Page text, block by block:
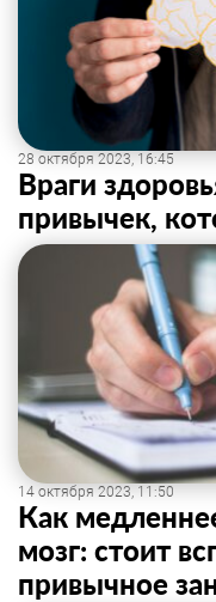
28 октября 2023, 16:45
Враги
привычек,
14 октября 2023, 11:50
Как
мозг: стоит
привычное